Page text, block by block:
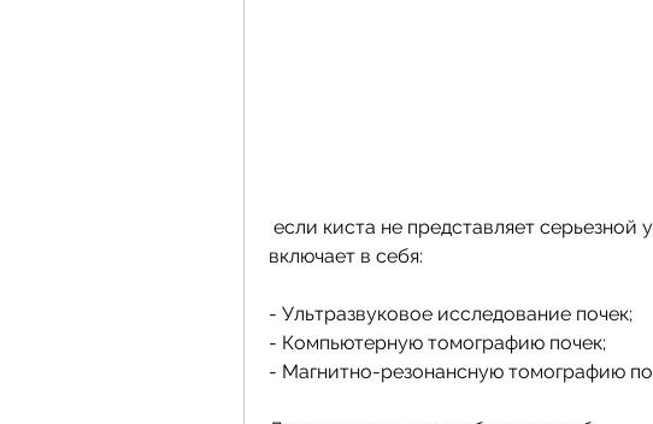
включает в себя:
- Ультразвуковое исследование почек;
- Компьютерную томографию почек;
- Магнитно-резонансную томографию